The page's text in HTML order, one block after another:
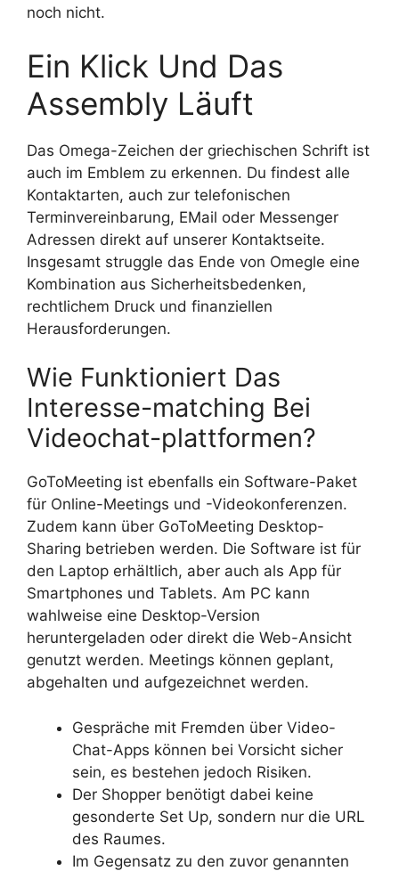
noch nicht.
Ein Klick Und Das
Assembly Läuft
Das Omega-Zeichen der griechischen Schrift ist
auch im Emblem zu erkennen. Du findest alle
Kontaktarten, auch zur telefonischen
Terminvereinbarung, EMail oder Messenger
Adressen direkt auf unserer Kontaktseite.
Insgesamt struggle das Ende von Omegle eine
Kombination aus Sicherheitsbedenken,
rechtlichem Druck und finanziellen
Herausforderungen.
Wie Funktioniert Das
Interesse-matching Bei
Videochat-plattformen?
GoToMeeting ist ebenfalls ein Software-Paket
für Online-Meetings und -Videokonferenzen.
Zudem kann über GoToMeeting Desktop-
Sharing betrieben werden. Die Software ist für
den Laptop erhältlich, aber auch als App für
Smartphones und Tablets. Am PC kann
wahlweise eine Desktop-Version
heruntergeladen oder direkt die Web-Ansicht
genutzt werden. Meetings können geplant,
abgehalten und aufgezeichnet werden.
Gespräche mit Fremden über Video-
Chat-Apps können bei Vorsicht sicher
sein, es bestehen jedoch Risiken.
Der Shopper benötigt dabei keine
gesonderte Set Up, sondern nur die URL
des Raumes.
Im Gegensatz zu den zuvor genannten